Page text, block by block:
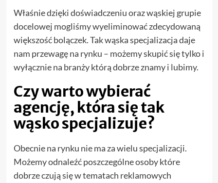
Właśnie dzięki doświadczeniu oraz wąskiej grupie
docelowej mogliśmy wyeliminować zdecydowaną
większość bolączek. Tak wąska specjalizacja daje
nam przewagę na rynku – możemy skupić się tylko i
wyłącznie na branży którą dobrze znamy i lubimy.
Czy warto wybierać
agencję, która się tak
wąsko specjalizuje?
Obecnie na rynku nie ma za wielu specjalizacji.
Możemy odnaleźć poszczególne osoby które
dobrze czują się w tematach reklamowych